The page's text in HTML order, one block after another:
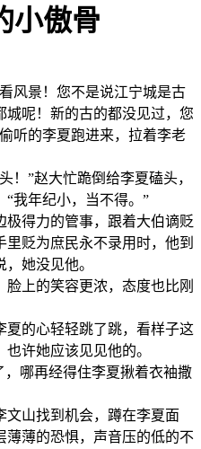
小傲骨
风景！您不是说江宁城是古
呢！新的古的都没见过，您
听的李夏跑进来，拉着李老
！”赵大忙跪倒给李夏磕头，
我年纪小，当不得。”
得力的管事，跟着大伯谪贬
贬为庶民永不录用时，他到
她没见他。
上的笑容更浓，态度也比刚
夏的心轻轻跳了跳，看样子这
许她应该见见他的。
，哪再经得住李夏揪着衣袖撒
文山找到机会，蹲在李夏面
薄薄的恐惧，声音压的低的不